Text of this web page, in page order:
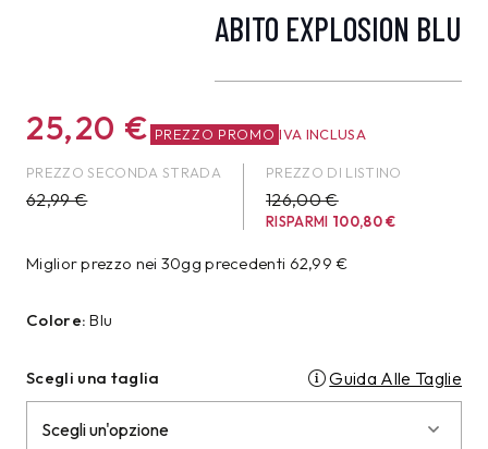
ABITO EXPLOSION BLU
25,20 € PREZZO PROMO IVA INCLUSA
PREZZO SECONDA STRADA
62,99€
PREZZO DI LISTINO
126,00 €
RISPARMI 100,80€
Miglior prezzo nei 30gg precedenti 62,99€
Colore: Blu
Scegli una taglia Guida Alle Taglie